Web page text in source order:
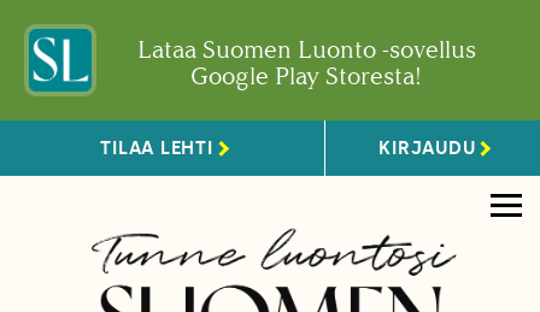
Lataa Suomen Luonto -sovellus
Google Play Storesta!
TILAA LEHTI KIRJAUDU